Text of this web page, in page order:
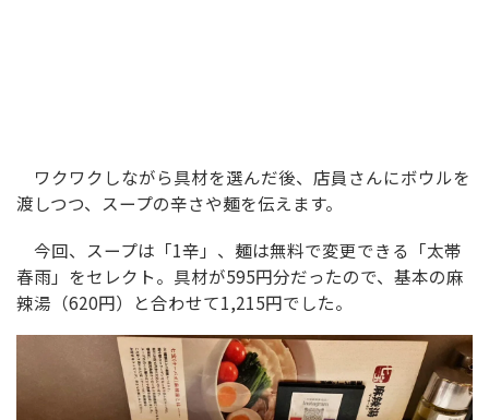
ワクワクしながら具材を選んだ後、店員さんにボウルを
渡しつつ、スープの辛さや麺を伝えます。
今回、スープは「1辛」、麺は無料で変更できる「太帯
春雨」をセレクト。具材が595円分だったので、基本の麻
辣湯（620円）と合わせて1,215円でした。